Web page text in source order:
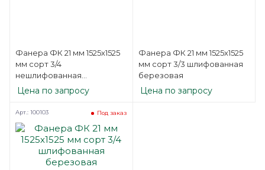
Фанера ФК 21 мм 1525х1525
мм сорт 3/4
нешлифованная
березовая
Цена по запросу
Фанера ФК 21 мм 1525х1525
мм сорт 3/3 шлифованная
березовая
Цена по запросу
Под заказ
Арт.: 100103